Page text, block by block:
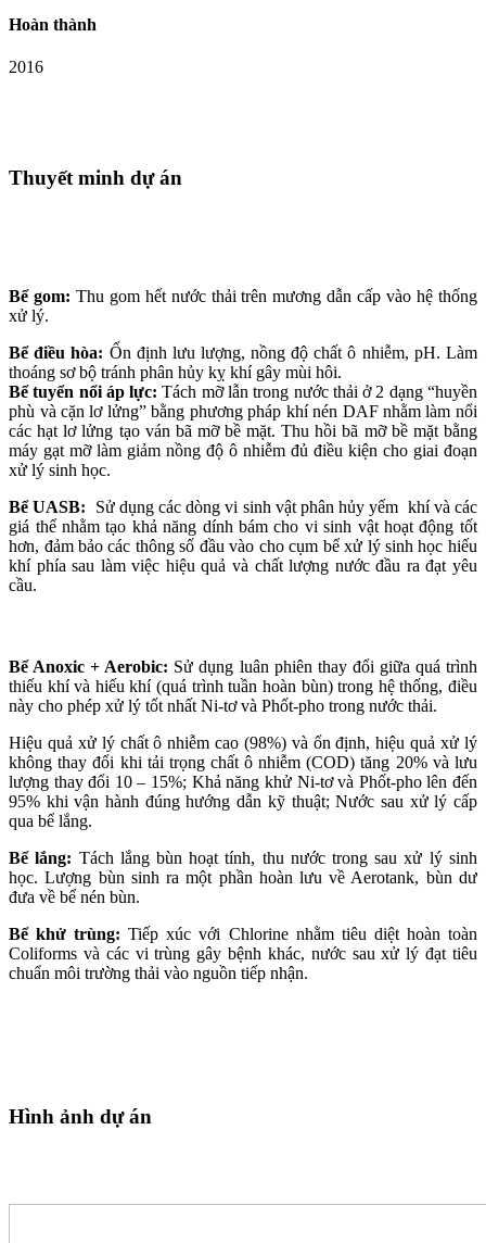
Hoàn thành
2016
Thuyết minh dự án
Bể gom: Thu gom hết nước thải trên mương dẫn cấp vào hệ thống
xử lý.
Bể điều hòa: Ổn định lưu lượng, nồng độ chất ô nhiễm, pH. Làm
thoáng sơ bộ tránh phân hủy kỵ khí gây mùi hôi.
Bể tuyển nổi áp lực:Tách mỡ lẫn trong nước thải ở 2 dạng “huyền
phù và cặn lơ lửng” bằng phương pháp khí nén DAF nhằm làm nổi
các hạt lơ lửng tạo ván bã mỡ bề mặt. Thu hồi bã mỡ bề mặt bằng
máy gạt mỡ làm giảm nồng độ ô nhiễm đủ điều kiện cho giai đoạn
xử lý sinh học.
Bể UASB:
Sử dụng các dòng vi sinh vật phân hủy yếm khí và các
giá thể nhằm tạo khả năng dính bám cho vi sinh vật hoạt động tốt
hơn, đảm bảo các thông số đầu vào cho cụm bể xử lý sinh học hiếu
khí phía sau làm việc hiệu quả và chất lượng nước đầu ra đạt yêu
cầu.
Bể Anoxic + Aerobic: Sử dụng luân phiên thay đổi giữa quá trình
thiếu khí và hiếu khí (quá trình tuần hoàn bùn) trong hệ thống, điều
này cho phép xử lý tốt nhất Ni-tơ và Phốt-pho trong nước thải.
Hiệu quả xử lý chất ô nhiễm cao (98%) và ổn định, hiệu quả xử lý
không thay đổi khi tải trọng chất ô nhiễm (COD) tăng 20% và lưu
lượng thay đổi 10 – 15%; Khả năng khử Ni-tơ và Phốt-pho lên đến
95% khi vận hành đúng hướng dẫn kỹ thuật; Nước sau xử lý cấp
qua bể lắng.
Bể lắng: Tách lắng bùn hoạt tính, thu nước trong sau xử lý sinh
học. Lượng bùn sinh ra một phần hoàn lưu về Aerotank, bùn dư
đưa về bể nén bùn.
Bể khử trùng: Tiếp xúc với Chlorine nhằm tiêu diệt hoàn toàn
Coliforms và các vi trùng gây bệnh khác, nước sau xử lý đạt tiêu
chuẩn môi trường thải vào nguồn tiếp nhận.
Hình ảnh dự án